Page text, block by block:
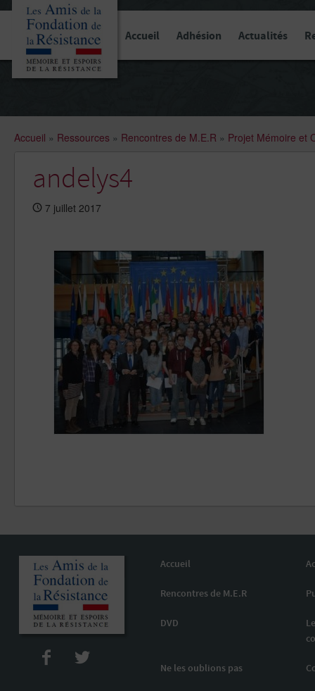
Accueil Adhésion Actualités
Accueil » Ressources » Rencontres de M.E.R » Projet Mémoire et
andelys4
7 juillet 2017
Accueil
Rencontres de M.E.R
DVD
Ne les oublions pas
Panneau de gestion des cookies